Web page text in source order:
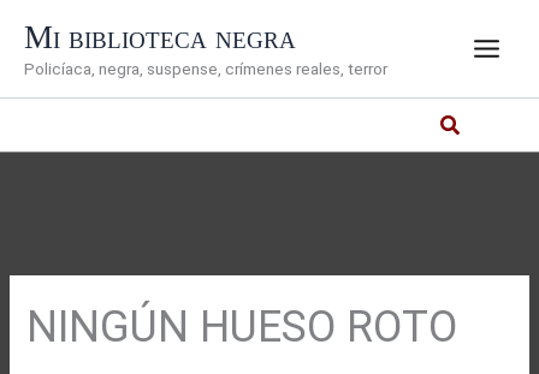
contenido
Mi biblioteca negra
Policíaca, negra, suspense, crímenes reales, terror
NINGÚN HUESO ROTO